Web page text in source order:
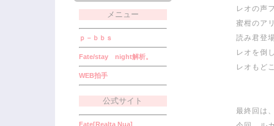
メニュー
ｐ－ｂｂｓ
Fate/stay night解析。
WEB拍手
公式サイト
Fate[Realta Nua]
レオの声
蜜柑のア
読み君登
レオを倒
レオもど
最終回は